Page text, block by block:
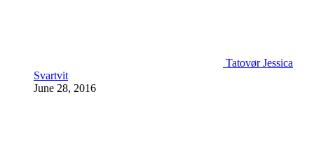
Tatovør Jessica
Svartvit
June 28, 2016